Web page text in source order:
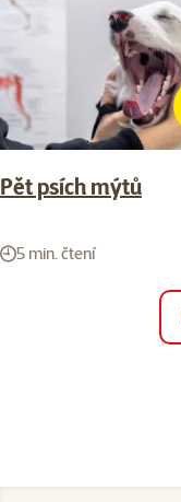
Pět psích mýtů
5 min. čtení